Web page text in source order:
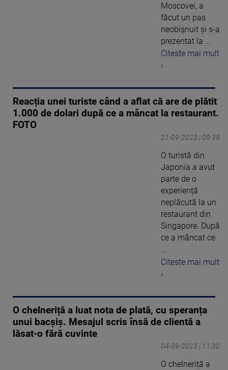
Moscovei, a
făcut un pas
neobișnuit și s-a
prezentat la ...
Citeste mai mult
›
Reacția unei turiste când a aflat că are de plătit
1.000 de dolari după ce a mâncat la restaurant.
FOTO
21-09-2023 | 09:39
O turistă din
Japonia a avut
parte de o
experiență
neplăcută la un
restaurant din
Singapore. După
ce a mâncat ce
...
Citeste mai mult
›
O chelneriță a luat nota de plată, cu speranța
unui bacșiș. Mesajul scris însă de clientă a
lăsat-o fără cuvinte
04-09-2023 | 11:30
O chelneriță a